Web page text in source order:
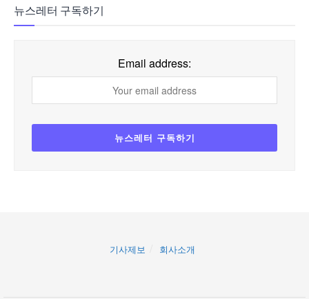
뉴스레터 구독하기
Email address:
기사제보 회사소개